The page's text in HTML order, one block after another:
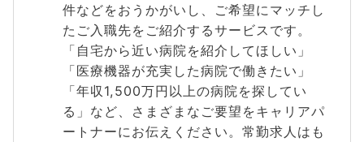
件などをおうかがいし、ご希望にマッチし
たご入職先をご紹介するサービスです。
「自宅から近い病院を紹介してほしい」
「医療機器が充実した病院で働きたい」
「年収1,500万円以上の病院を探してい
る」など、さまざまなご要望をキャリアパ
ートナーにお伝えください。常勤求人はも